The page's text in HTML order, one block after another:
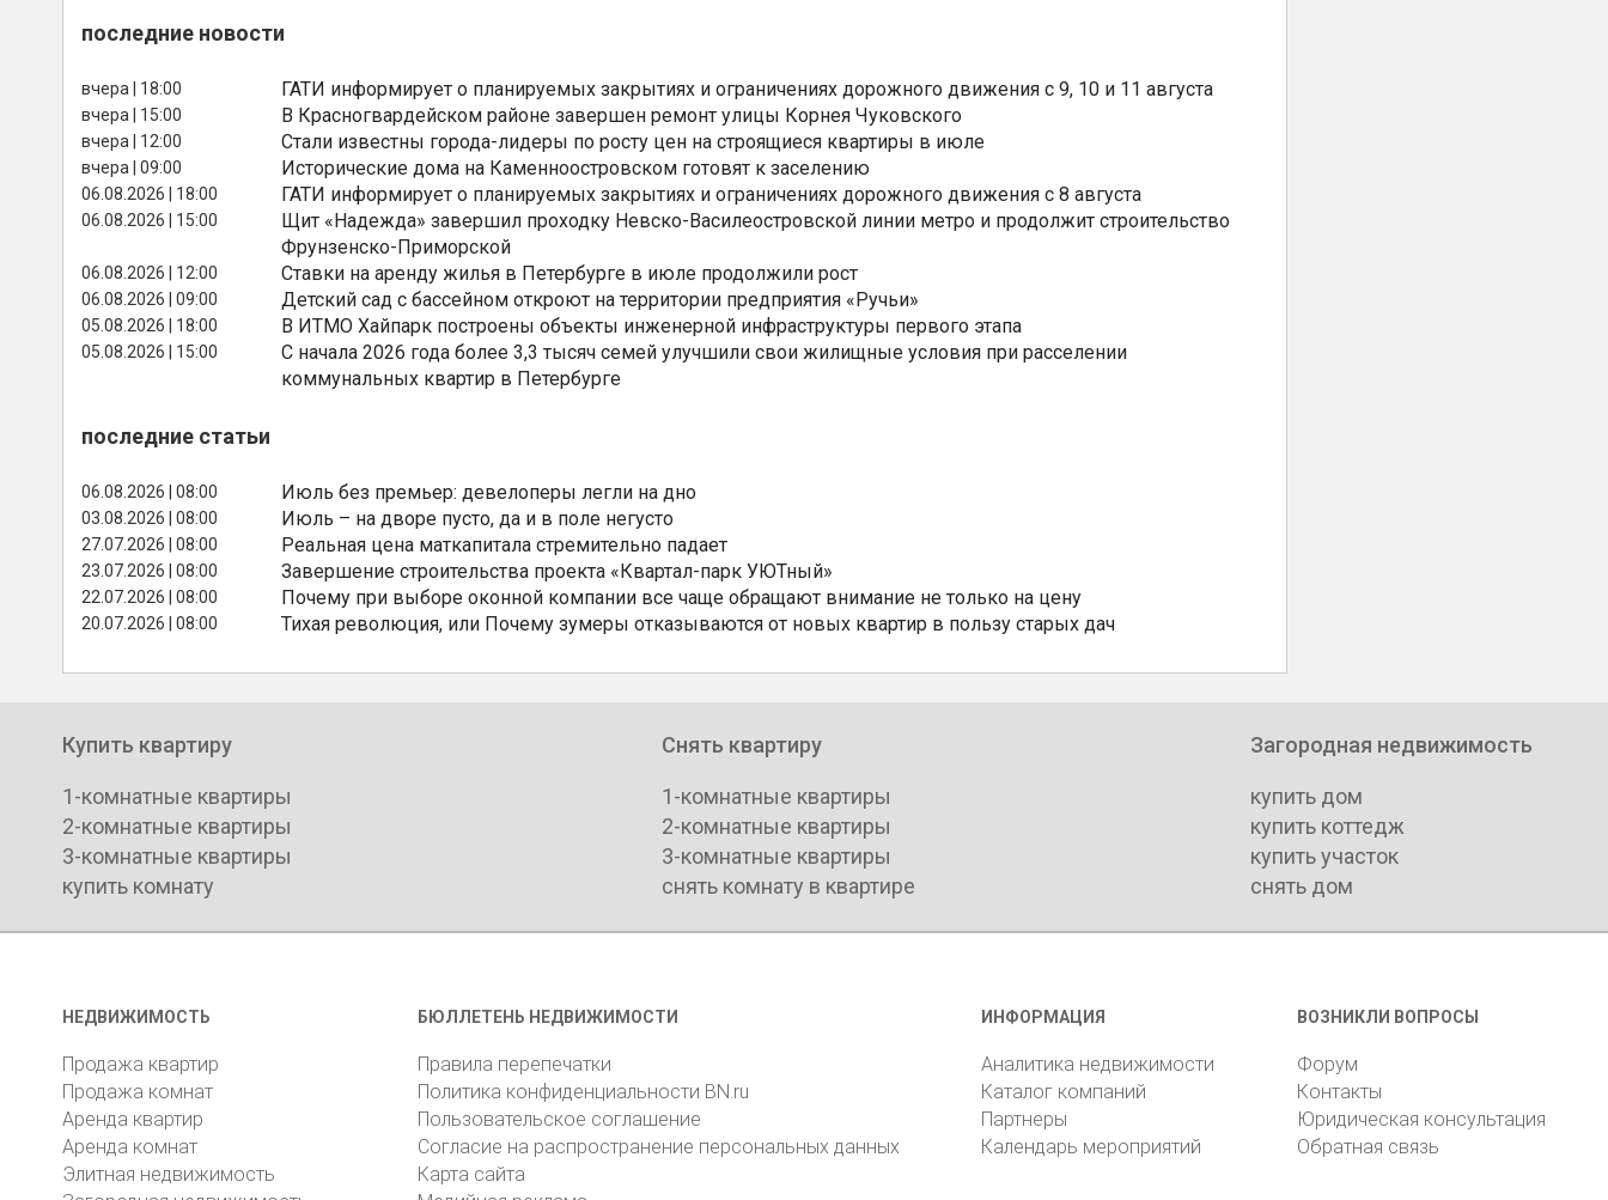
последние новости
вчера | 18:00 ГАТИ информирует о планируемых закрытиях и ограничениях дорожного движения с 9, 10 и 11 августа
вчера | 15:00 В Красногвардейском районе завершен ремонт улицы Корнея Чуковского
вчера | 12:00 Стали известны города-лидеры по росту цен на строящиеся квартиры в июле
вчера | 09:00 Исторические дома на Каменноостровском готовят к заселению
06.08.2026 | 18:00 ГАТИ информирует о планируемых закрытиях и ограничениях дорожного движения с 8 августа
06.08.2026 | 15:00
Щит «Надежда» завершил проходку Невско-Василеостровской линии метро и продолжит строительство
Фрунзенско-Приморской
06.08.2026 | 12:00 Ставки на аренду жилья в Петербурге в июле продолжили рост
06.08.2026 | 09:00 Детский сад с бассейном откроют на территории предприятия «Ручьи»
05.08.2026 | 18:00 В ИТМО Хайпарк построены объекты инженерной инфраструктуры первого этапа
05.08.2026 | 15:00
С начала 2026 года более 3,3 тысяч семей улучшили свои жилищные условия при расселении
коммунальных квартир в Петербурге
последние статьи
06.08.2026 | 08:00 Июль без премьер: девелоперы легли на дно
03.08.2026 | 08:00 Июль – на дворе пусто, да и в поле негусто
27.07.2026 | 08:00 Реальная цена маткапитала стремительно падает
23.07.2026 | 08:00 Завершение строительства проекта «Квартал-парк УЮТный»
22.07.2026 | 08:00 Почему при выборе оконной компании все чаще обращают внимание не только на цену
20.07.2026 | 08:00 Тихая революция, или Почему зумеры отказываются от новых квартир в пользу старых дач
Купить квартиру
1-комнатные квартиры
2-комнатные квартиры
3-комнатные квартиры
купить комнату
Снять квартиру
1-комнатные квартиры
2-комнатные квартиры
3-комнатные квартиры
снять комнату в квартире
Загородная недвижимость
купить дом
купить коттедж
купить участок
снять дом
НЕДВИЖИМОСТЬ
Продажа квартир
Продажа комнат
Аренда квартир
Аренда комнат
Элитная недвижимость
БЮЛЛЕТЕНЬ НЕДВИЖИМОСТИ
Правила перепечатки
Политика конфиденциальности BN.ru
Пользовательское соглашение
Согласие на распространение персональных данных
Карта сайта
ИНФОРМАЦИЯ
Аналитика недвижимости
Каталог компаний
Партнеры
Календарь мероприятий
ВОЗНИКЛИ ВОПРОСЫ
Форум
Контакты
Юридическая консультация
Обратная связь